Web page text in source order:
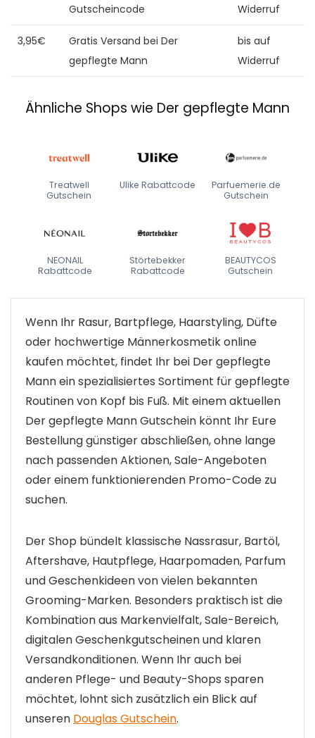
Gutscheincode
Widerruf
3,95€
Gratis Versand bei Der
gepflegte Mann
bis auf
Widerruf
Ähnliche Shops wie Der gepflegte Mann
Treatwell
Gutschein
Ulike Rabattcode
Parfuemerie.de
Gutschein
NEONAIL
Rabattcode
Störtebekker
Rabattcode
BEAUTYCOS
Gutschein
Wenn Ihr Rasur, Bartpflege, Haarstyling, Düfte
oder hochwertige Männerkosmetik online
kaufen möchtet, findet Ihr bei Der gepflegte
Mann ein spezialisiertes Sortiment für gepflegte
Routinen von Kopf bis Fuß. Mit einem aktuellen
Der gepflegte Mann Gutschein könnt Ihr Eure
Bestellung günstiger abschließen, ohne lange
nach passenden Aktionen, Sale-Angeboten
oder einem funktionierenden Promo-Code zu
suchen.
Der Shop bündelt klassische Nassrasur, Bartöl,
Aftershave, Hautpflege, Haarpomaden, Parfum
und Geschenkideen von vielen bekannten
Grooming-Marken. Besonders praktisch ist die
Kombination aus Markenvielfalt, Sale-Bereich,
digitalen Geschenkgutscheinen und klaren
Versandkonditionen. Wenn Ihr auch bei
anderen Pflege- und Beauty-Shops sparen
möchtet, lohnt sich zusätzlich ein Blick auf
unseren Douglas Gutschein.